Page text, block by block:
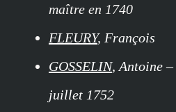
maître en 1740
FLEURY, François
GOSSELIN, Antoine
juillet 1752